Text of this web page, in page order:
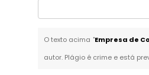
O texto acima "Empresa de
autor. Plágio é crime e está